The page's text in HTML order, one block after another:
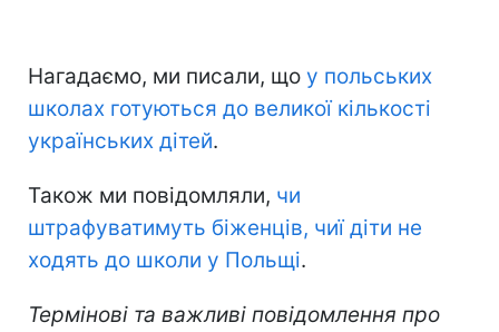
Нагадаємо, ми писали, що у польських
школах готуються до великої кількості
українських дітей.
Також ми повідомляли, чи
штрафуватимуть біженців, чиї діти не
ходять до школи у Польщі.
Термінові та важливі повідомлення про